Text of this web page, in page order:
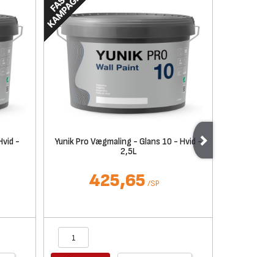
-
Yunik Pro Vægmaling - Glans 10 - Hvid -
2,5L
425,65 /SP